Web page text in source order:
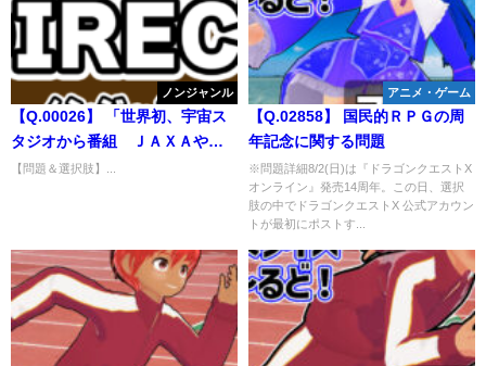
ノンジャンル
【Q.00026】 「世界初、宇宙ス
タジオから番組 ＪＡＸＡやス
カパー発表」、 最初のライブ配
【問題＆選択肢】...
アニメ・ゲーム
【Q.02858】 国民的ＲＰＧの周
年記念に関する問題
※問題詳細8/2(日)は『ドラゴンクエストX
オンライン』発売14周年。この日、選択
肢の中でドラゴンクエストX 公式アカウン
トが最初にポストす...